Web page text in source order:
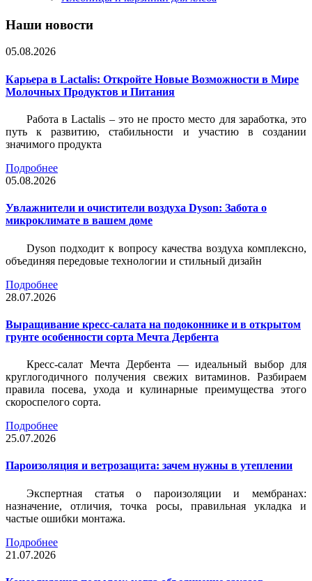
Наши новости
05.08.2026
Карьера в Lactalis: Откройте Новые Возможности в Мире
Молочных Продуктов и Питания
Работа в Lactalis – это не просто место для заработка, это
путь к развитию, стабильности и участию в создании
значимого продукта
Подробнее
05.08.2026
Увлажнители и очистители воздуха Dyson: Забота о
микроклимате в вашем доме
Dyson подходит к вопросу качества воздуха комплексно,
объединяя передовые технологии и стильный дизайн
Подробнее
28.07.2026
Выращивание кресс-салата на подоконнике и в открытом
грунте особенности сорта Мечта Дербента
Кресс-салат Мечта Дербента — идеальный выбор для
круглогодичного получения свежих витаминов. Разбираем
правила посева, ухода и кулинарные преимущества этого
скороспелого сорта.
Подробнее
25.07.2026
Пароизоляция и ветрозащита: зачем нужны в утеплении
Экспертная статья о пароизоляции и мембранах:
назначение, отличия, точка росы, правильная укладка и
частые ошибки монтажа.
Подробнее
21.07.2026